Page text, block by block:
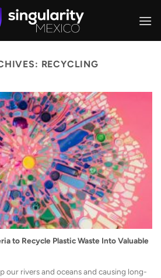
RECYCLING
to Recycle Plastic Waste Into Valuable
our rivers and oceans and causing long-